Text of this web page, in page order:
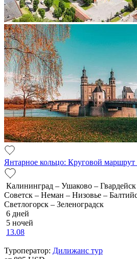
Янтарное кольцо: Круговой
Калининград – Ушаково –
Советск – Неман – Низовье –
Светлогорск – Зеленоградск
6 дней
5 ночей
13.08
Туроператор: Дилижанс тур